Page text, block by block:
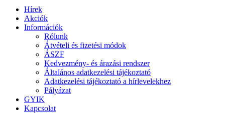
Hírek
Akciók
Információk
Rólunk
Átvételi és fizetési módok
ÁSZF
Kedvezmény- és árazási rendszer
Általános adatkezelési tájékoztató
Adatkezelési tájékoztató a hírlevelekhez
Pályázat
GYIK
Kapcsolat